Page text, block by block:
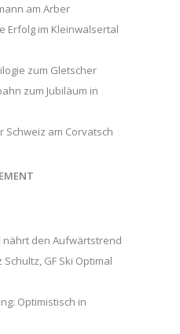
am Arber
Erfolg im Kleinwalsertal
zum Gletscher
zum Jubiläum in
Schweiz am Corvatsch
nährt den Aufwärtstrend
GF Ski Optimal
Optimistisch in